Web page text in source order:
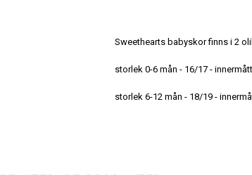
Sweethearts babyskor finns i 2
storlek 0-6 mån - 16/17 -
storlek 6-12 mån - 18/19 -